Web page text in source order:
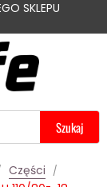
SKLEPU
Szukaj
Części